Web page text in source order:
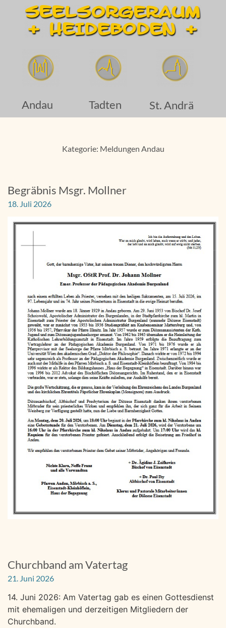
Andau Tadten St. Andrä
Kategorie: Meldungen Andau
Begräbnis Msgr. Mollner
18. Juli 2026
Churchband am Vatertag
21. Juni 2026
14. Juni 2026: Am Vatertag gab es einen Gottesdienst
mit ehemaligen und derzeitigen Mitgliedern der
Churchband.